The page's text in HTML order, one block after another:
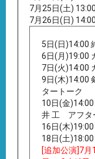
7月25日(土)
7月26日(日) 14:00
5日(日)14:00
6日(月)19:00
7日(火)14:00
9日(木)14:00
タートーク
10日(金
井 工 アフタ
16日(木
18日(土
[追加公演]7